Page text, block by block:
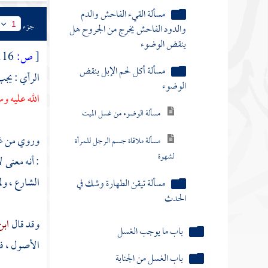
والدود الفاحش يخرج من الجروح هل
ينقض الوضوء
مسألة أكل لحم الإبل ينقض
الوضوء
مسألة ملاقاة جسم الرجل للمرأة
لشهوة
مسألة تيقن الطهارة وشك في
الحدث
باب الغسل من الجنابة
جزء 1
[ص:
الرأي :
الله
وروي من
: أنه
الشارع ،
وقد قال
الأصول ،